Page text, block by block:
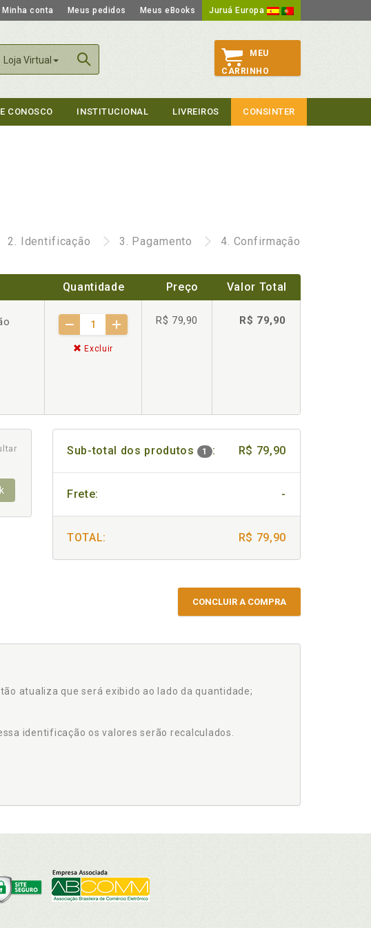
Minha conta Meus pedidos Meus eBooks Juruá Europa
Loja Virtual
MEU
CARRINHO
CONOSCO INSTITUCIONAL LIVREIROS CONSINTER
2. Identificação 3. Pagamento 4. Confirmação
Quantidade Preço Valor Total
Excluir
R$ 79,90 R$ 79,90
Sub-total dos produtos 1 : R$ 79,90
Frete: -
TOTAL: R$ 79,90
CONCLUIR A COMPRA
atualiza que será exibido ao lado da quantidade;
identificação os valores serão recalculados.